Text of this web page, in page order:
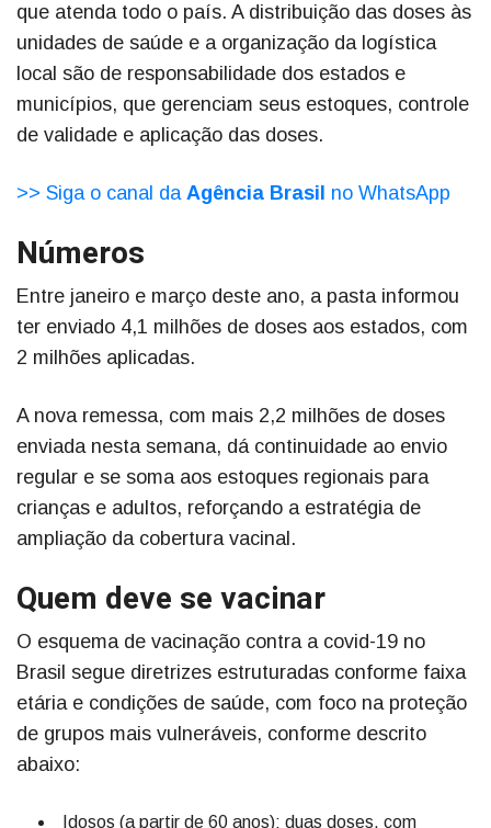
que atenda todo o país. A distribuição das doses às
unidades de saúde e a organização da logística
local são de responsabilidade dos estados e
municípios, que gerenciam seus estoques, controle
de validade e aplicação das doses.
>> Siga o canal da Agência Brasil no WhatsApp
Números
Entre janeiro e março deste ano, a pasta informou
ter enviado 4,1 milhões de doses aos estados, com
2 milhões aplicadas.
A nova remessa, com mais 2,2 milhões de doses
enviada nesta semana, dá continuidade ao envio
regular e se soma aos estoques regionais para
crianças e adultos, reforçando a estratégia de
ampliação da cobertura vacinal.
Quem deve se vacinar
O esquema de vacinação contra a covid-19 no
Brasil segue diretrizes estruturadas conforme faixa
etária e condições de saúde, com foco na proteção
de grupos mais vulneráveis, conforme descrito
abaixo:
Idosos (a partir de 60 anos): duas doses, com